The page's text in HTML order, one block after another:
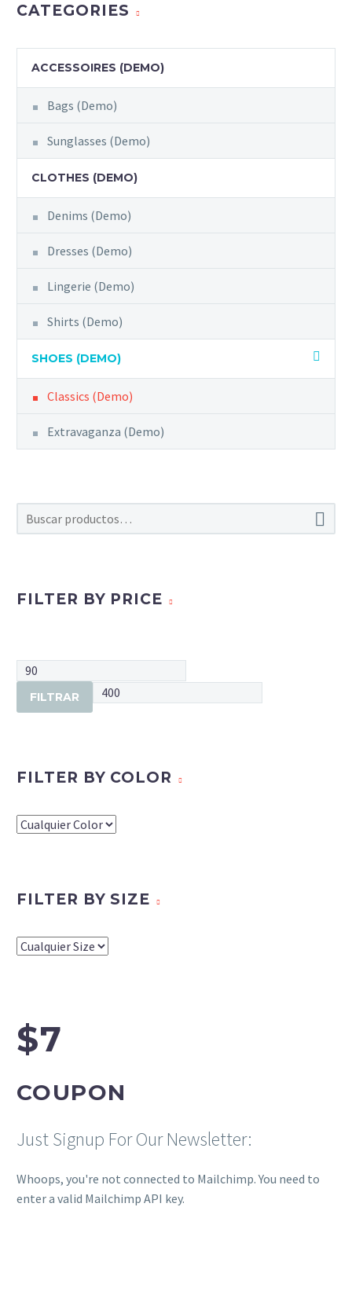
CATEGORIES
ACCESSOIRES (DEMO)
Bags (Demo)
Sunglasses (Demo)
CLOTHES (DEMO)
Denims (Demo)
Dresses (Demo)
Lingerie (Demo)
Shirts (Demo)
SHOES (DEMO)
Classics (Demo)
Extravaganza (Demo)

FILTER BY PRICE
FILTRAR
FILTER BY COLOR
FILTER BY SIZE
$7
COUPON
Just Signup For Our Newsletter:
Whoops, you're not connected to Mailchimp. You need to
enter a valid Mailchimp API key.